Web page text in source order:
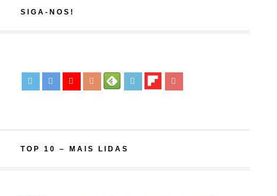
SIGA-NOS!
TOP 10 – MAIS LIDAS